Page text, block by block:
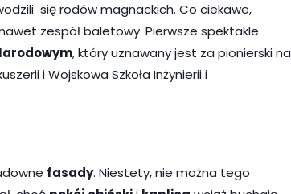
się rodów magnackich. Co ciekawe,
zespół baletowy. Pierwsze spektakle
, który uznawany jest za pionierski na
i Wojskowa Szkoła Inżynierii i
fasady. Niestety, nie można tego